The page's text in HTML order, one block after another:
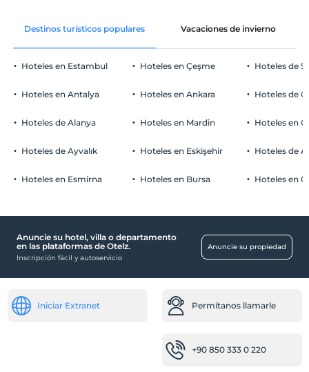
Destinos turísticos populares Vacaciones de invierno
Hoteles en Estambul
Hoteles en Antalya
Hoteles de Alanya
Hoteles de Ayvalık
Hoteles en Esmirna
Hoteles en Çeşme
Hoteles en Ankara
Hoteles en Mardin
Hoteles en Eskişehir
Hoteles en Bursa
Hoteles de
Hoteles de
Hoteles en
Hoteles de
Hoteles en
Anuncie su hotel, villa o departamento
en las plataformas de Otelz.
Inscripción fácil y autoservicio
Anuncie su propiedad
Iniciar Extranet Permítanos llamarle
+90 850 333 0 220